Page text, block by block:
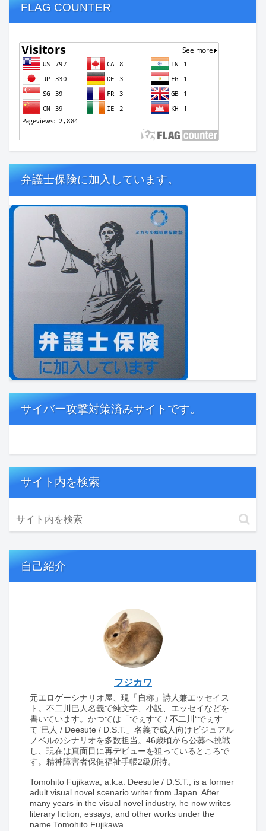
FLAG COUNTER
弁護士保険に加入しています。
サイバー攻撃対策済みサイトです。
サイト内を検索
自己紹介
フジカワ
元エロゲーシナリオ屋、現「自称」詩人兼エッセイス
ト。不二川巴人名義で純文学、小説、エッセイなどを
書いています。かつては「でぇすて / 不二川“でぇす
て”巴人 / Deesute / D.S.T.」名義で成人向けビジュアル
ノベルのシナリオを多数担当。46歳頃から公募へ挑戦
し、現在は真面目に再デビューを狙っているところで
す。精神障害者保健福祉手帳2級所持。
Tomohito Fujikawa, a.k.a. Deesute / D.S.T., is a former
adult visual novel scenario writer from Japan. After
many years in the visual novel industry, he now writes
literary fiction, essays, and other works under the
name Tomohito Fujikawa.